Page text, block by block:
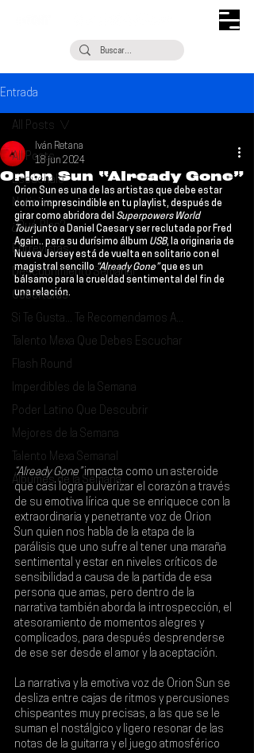
Entrada
All Posts
Escúchalo
Noticias
¿Qué Plan?
Entrevistas
Descubrimiento Semanal
Coberturas
Si Te Gusta... Te Recomendamos A...
Talento Mexa Que Debes Escuchar
Flash Round
Imperdibles de la Semana
Poder Latino Que Descubrir
Mejores de la Semana
Talento Mexa Semanal
Álbumes de la Semana
All Posts
Orion Sun “Already Gone”
Iván Retana
18 jun 2024
Orion Sun es una de las artistas que debe estar
como imprescindible en tu playlist, después de
girar como abridora del Superpowers World
Tour junto a Daniel Caesar y ser reclutada por Fred
Again.. para su durísimo álbum USB, la originaria de
Nueva Jersey está de vuelta en solitario con el
magistral sencillo “Already Gone” que es un
bálsamo para la crueldad sentimental del fin de
una relación.
“Already Gone” impacta como un asteroide
que casi logra pulverizar el corazón a través
de su emotiva lírica que se enriquece con la
extraordinaria y penetrante voz de Orion
Sun quien nos habla de la etapa de la
parálisis que uno sufre al tener una maraña
sentimental y estar en niveles críticos de
sensibilidad a causa de la partida de esa
persona que amas, pero dentro de la
narrativa también aborda la introspección, el
atesoramiento de momentos alegres y
complicados, para después desprenderse
de ese ser desde el amor y la aceptación.
La narrativa y la emotiva voz de Orion Sun se
desliza entre cajas de ritmos y percusiones
chispeantes muy precisas, a las que se le
suman el nostálgico y ligero resonar de las
notas de la guitarra y el juego atmosférico